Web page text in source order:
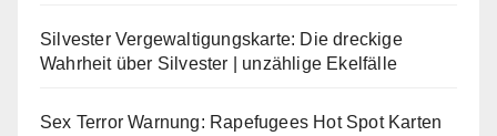
Silvester Vergewaltigungskarte: Die dreckige
Wahrheit über Silvester | unzählige Ekelfälle
Sex Terror Warnung: Rapefugees Hot Spot Karten